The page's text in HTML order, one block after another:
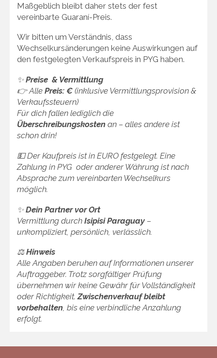
Maßgeblich bleibt daher stets der fest
vereinbarte Guaraní-Preis.
Wir bitten um Verständnis, dass
Wechselkursänderungen keine Auswirkungen auf
den festgelegten Verkaufspreis in PYG haben.
✨Preise & Vermittlung
👉 Alle Preis: € (inklusive Vermittlungsprovision &
Verkaufssteuern)
Für dich fallen lediglich die
Überschreibungskosten an – alles andere ist
schon drin!
💵 Der Kaufpreis ist in EURO festgelegt. Eine
Zahlung in PYG oder anderer Währung ist nach
Absprache zum vereinbarten Wechselkurs
möglich.
✨Dein Partner vor Ort
Vermittlung durch Isipisi Paraguay –
unkompliziert, persönlich, verlässlich.
⚖️Hinweis
Alle Angaben beruhen auf Informationen unserer
Auftraggeber. Trotz sorgfältiger Prüfung
übernehmen wir keine Gewähr für Vollständigkeit
oder Richtigkeit.Zwischenverkauf bleibt
vorbehalten, bis eine verbindliche Anzahlung
erfolgt.